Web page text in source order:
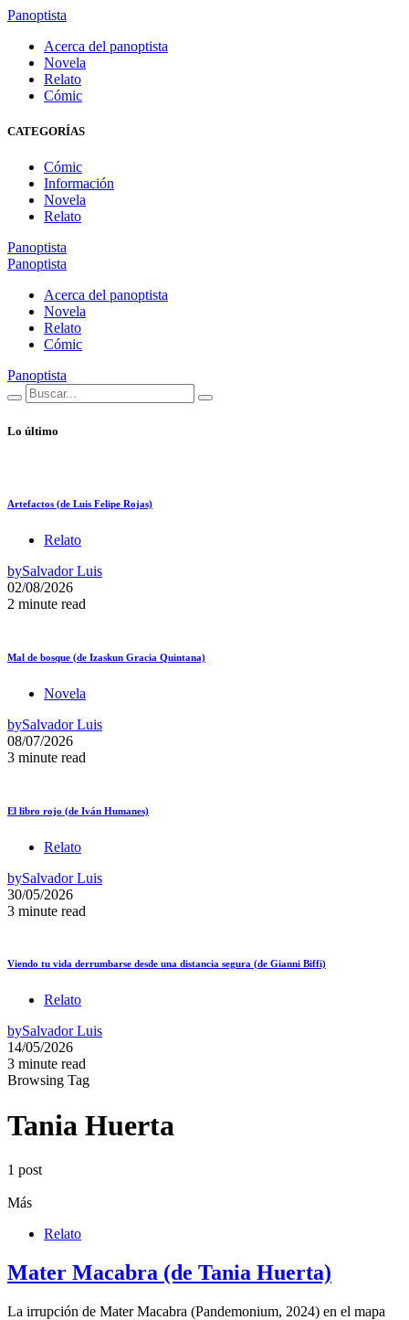
Panoptista
Acerca del panoptista
Novela
Relato
Cómic
CATEGORÍAS
Cómic
Información
Novela
Relato
Panoptista
Panoptista
Acerca del panoptista
Novela
Relato
Cómic
Panoptista
Lo último
Artefactos (de Luis Felipe Rojas)
Relato
bySalvador Luis
02/08/2026
2 minute read
Mal de bosque (de Izaskun Gracia Quintana)
Novela
bySalvador Luis
08/07/2026
3 minute read
El libro rojo (de Iván Humanes)
Relato
bySalvador Luis
30/05/2026
3 minute read
Viendo tu vida derrumbarse desde una distancia segura (de Gianni Biffi)
Relato
bySalvador Luis
14/05/2026
3 minute read
Browsing Tag
Tania Huerta
1 post
Más
Relato
Mater Macabra (de Tania Huerta)
La irrupción de Mater Macabra (Pandemonium, 2024) en el mapa